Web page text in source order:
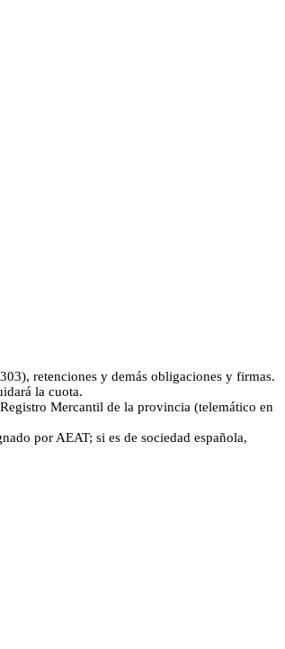
retenciones y demás obligaciones y firmas.
la cuota.
Mercantil de la provincia (telemático en
por AEAT; si es de sociedad española,